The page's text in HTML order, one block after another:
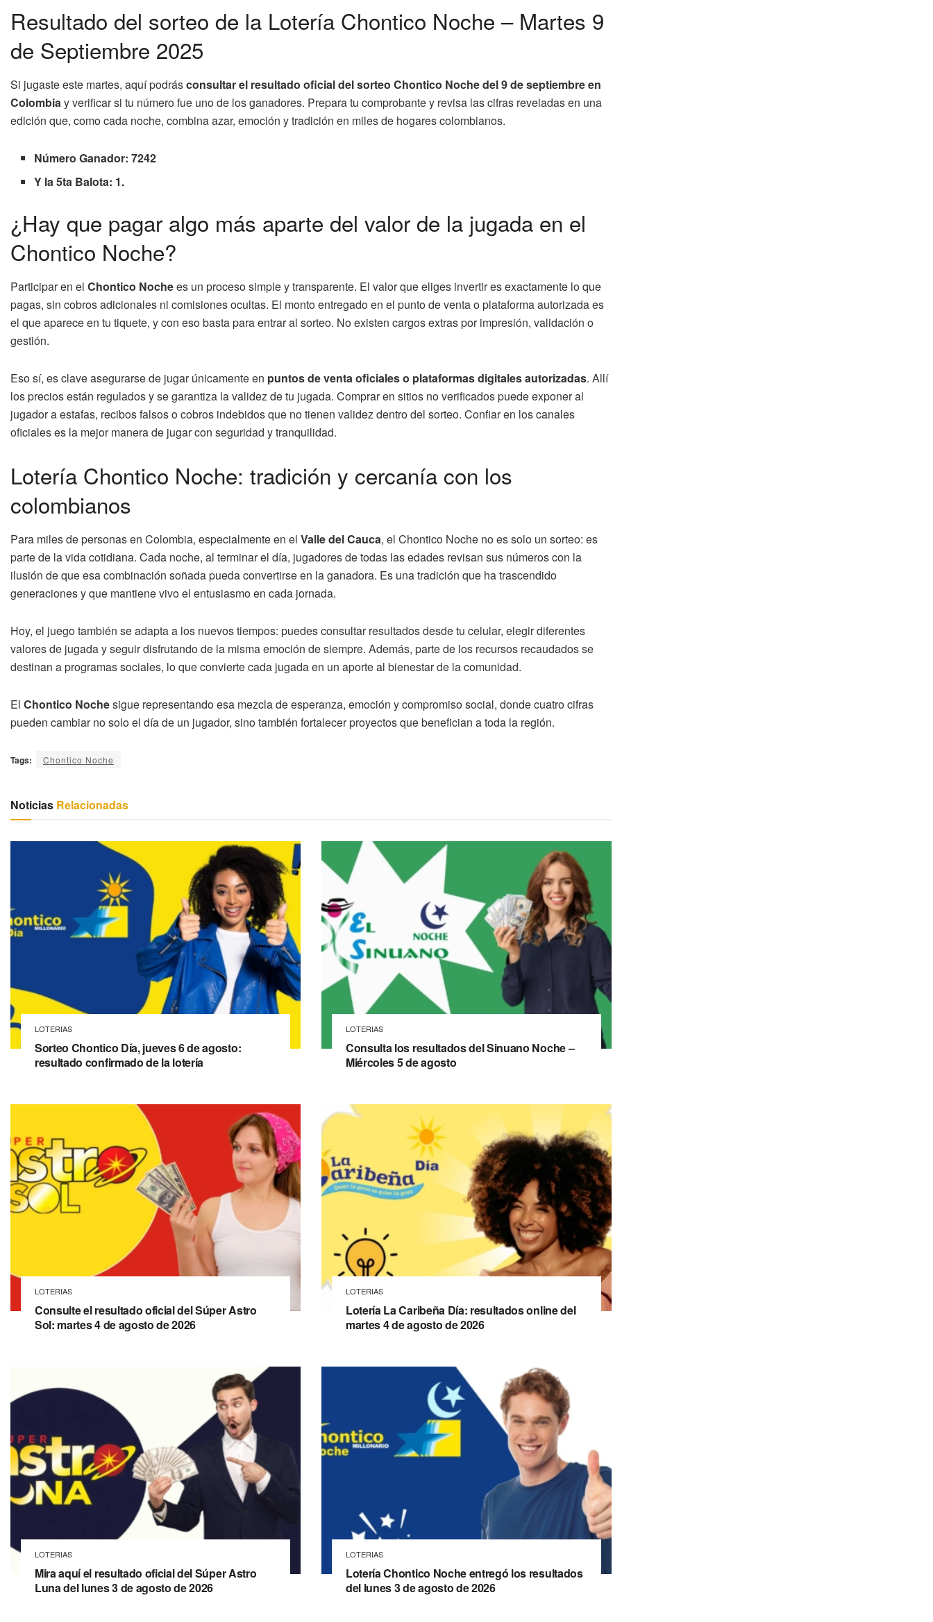
Resultado del sorteo de la Lotería Chontico Noche – Martes 9
de Septiembre 2025
Si jugaste este martes, aquí podrásconsultar el resultado oficial del sorteo Chontico Noche del 9 de septiembre en
Colombia y verificar si tu número fue uno de los ganadores. Prepara tu comprobante y revisa las cifras reveladas en una
edición que, como cada noche, combina azar, emoción y tradición en miles de hogares colombianos.
Número Ganador: 7242
Y la 5ta Balota: 1.
¿Hay que pagar algo más aparte del valor de la jugada en el
Chontico Noche?
Participar en el Chontico Nochees un proceso simple y transparente. El valor que eliges invertir es exactamente lo que
pagas, sin cobros adicionales ni comisiones ocultas. El monto entregado en el punto de venta o plataforma autorizada es
el que aparece en tu tiquete, y con eso basta para entrar al sorteo. No existen cargos extras por impresión, validación o
gestión.
Eso sí, es clave asegurarse de jugar únicamente en puntos de venta oficiales o plataformas digitales autorizadas. Allí
los precios están regulados y se garantiza la validez de tu jugada. Comprar en sitios no verificados puede exponer al
jugador a estafas, recibos falsos o cobros indebidos que no tienen validez dentro del sorteo. Confiar en los canales
oficiales es la mejor manera de jugar con seguridad y tranquilidad.
Lotería Chontico Noche: tradición y cercanía con los
colombianos
Para miles de personas en Colombia, especialmente en el Valle del Cauca, el Chontico Noche no es solo un sorteo: es
parte de la vida cotidiana. Cada noche, al terminar el día, jugadores de todas las edades revisan sus números con la
ilusión de que esa combinación soñada pueda convertirse en la ganadora. Es una tradición que ha trascendido
generaciones y que mantiene vivo el entusiasmo en cada jornada.
Hoy, el juego también se adapta a los nuevos tiempos: puedes consultar resultados desde tu celular, elegir diferentes
valores de jugada y seguir disfrutando de la misma emoción de siempre. Además, parte de los recursos recaudados se
destinan a programas sociales, lo que convierte cada jugada en un aporte al bienestar de la comunidad.
El Chontico Nochesigue representando esa mezcla de esperanza, emoción y compromiso social, donde cuatro cifras
pueden cambiar no solo el día de un jugador, sino también fortalecer proyectos que benefician a toda la región.
Tags: Chontico Noche
Noticias Relacionadas
LOTERIAS
Sorteo Chontico Día, jueves 6 de agosto:
resultado confirmado de la lotería
LOTERIAS
Consulta los resultados del Sinuano Noche –
Miércoles 5 de agosto
LOTERIAS
Consulte el resultado oficial del Súper Astro
Sol: martes 4 de agosto de 2026
LOTERIAS
Lotería La Caribeña Día: resultados online del
martes 4 de agosto de 2026
LOTERIAS
Mira aquí el resultado oficial del Súper Astro
Luna del lunes 3 de agosto de 2026
LOTERIAS
Lotería Chontico Noche entregó los resultados
del lunes 3 de agosto de 2026